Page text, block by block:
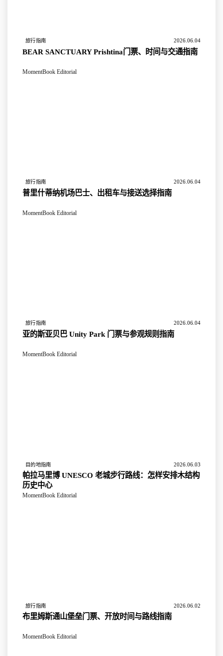
旅行指南 2026.06.04
BEAR SANCTUARY Prishtina门票、时间与交通指南
MomentBook Editorial
旅行指南 2026.06.04
普里什蒂纳机场巴士、出租车与接送选择指南
MomentBook Editorial
旅行指南 2026.06.04
亚的斯亚贝巴 Unity Park 门票与参观规则指南
MomentBook Editorial
目的地指南 2026.06.03
帕拉马里博 UNESCO 老城步行路线：怎样安排木结构
历史中心
MomentBook Editorial
旅行指南 2026.06.02
布里姆斯通山堡垒门票、开放时间与路线指南
MomentBook Editorial